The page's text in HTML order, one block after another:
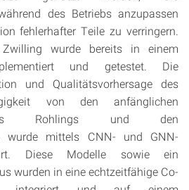
des Betriebs anzupassen
fehlerhafter Teile zu verringern.
wurde bereits in einem
und getestet. Die
und Qualitätsvorhersage des
von den anfänglichen
Rohlings und den
wurde mittels CNN- und GNN-
Diese Modelle sowie ein
wurden in eine echtzeitfähige Co-